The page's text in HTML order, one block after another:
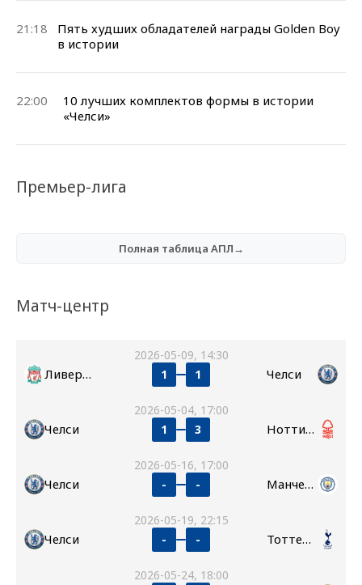
21:18
Пять худших обладателей награды Golden Boy
в истории
22:00
10 лучших комплектов формы в истории
«Челси»
Премьер-лига
Полная таблица АПЛ→
Матч-центр
2026-05-09, 14:30
Ливерпуль 1 1 Челси
2026-05-04, 17:00
Челси 1 3 Ноттингем Форест
2026-05-16, 17:00
Челси - - Манчестер Сити
2026-05-19, 22:15
Челси - - Тоттенхэм
2026-05-24, 18:00